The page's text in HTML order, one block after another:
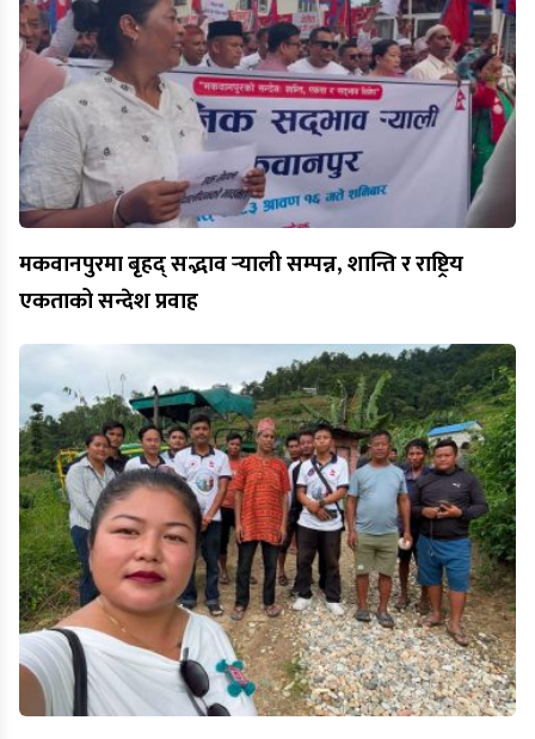
मकवानपुरमा बृहद् सद्भाव र्‍याली सम्पन्न, शान्ति र राष्ट्रिय
एकताको सन्देश प्रवाह